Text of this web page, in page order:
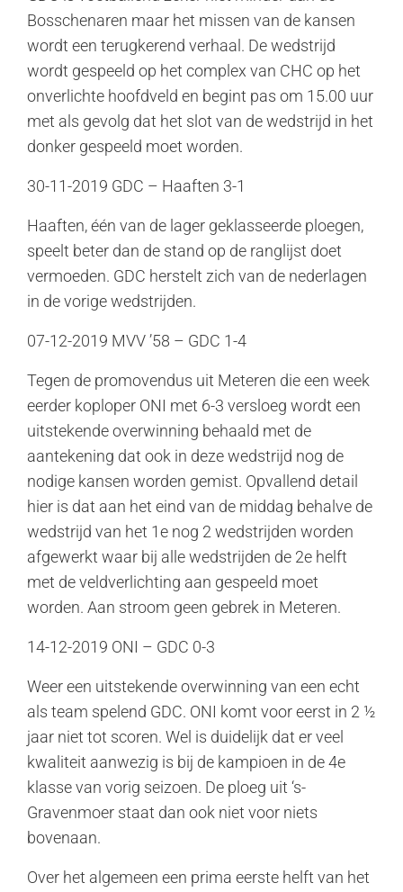
Bosschenaren maar het missen van de kansen
wordt een terugkerend verhaal. De wedstrijd
wordt gespeeld op het complex van CHC op het
onverlichte hoofdveld en begint pas om 15.00 uur
met als gevolg dat het slot van de wedstrijd in het
donker gespeeld moet worden.
30-11-2019 GDC – Haaften 3-1
Haaften, één van de lager geklasseerde ploegen,
speelt beter dan de stand op de ranglijst doet
vermoeden. GDC herstelt zich van de nederlagen
in de vorige wedstrijden.
07-12-2019 MVV ’58 – GDC 1-4
Tegen de promovendus uit Meteren die een week
eerder koploper ONI met 6-3 versloeg wordt een
uitstekende overwinning behaald met de
aantekening dat ook in deze wedstrijd nog de
nodige kansen worden gemist. Opvallend detail
hier is dat aan het eind van de middag behalve de
wedstrijd van het 1e nog 2 wedstrijden worden
afgewerkt waar bij alle wedstrijden de 2e helft
met de veldverlichting aan gespeeld moet
worden. Aan stroom geen gebrek in Meteren.
14-12-2019 ONI – GDC 0-3
Weer een uitstekende overwinning van een echt
als team spelend GDC. ONI komt voor eerst in 2 ½
jaar niet tot scoren. Wel is duidelijk dat er veel
kwaliteit aanwezig is bij de kampioen in de 4e
klasse van vorig seizoen. De ploeg uit ‘s-
Gravenmoer staat dan ook niet voor niets
bovenaan.
Over het algemeen een prima eerste helft van het